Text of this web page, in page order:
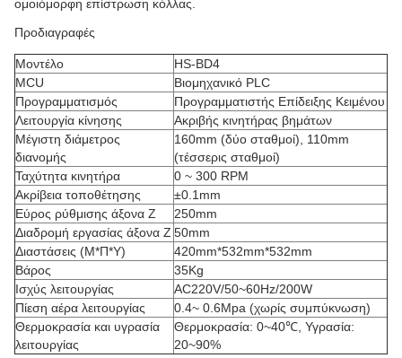
ομοιόμορφη επίστρωση κόλλας.
Προδιαγραφές
Μοντέλο
HS-BD4
MCU
Βιομηχανικό PLC
Προγραμματισμός
Προγραμματιστής Επίδειξης Κειμένου
Λειτουργία κίνησης
Ακριβής κινητήρας βημάτων
Μέγιστη διάμετρος
διανομής
160mm (δύο σταθμοί), 110mm
(τέσσερις σταθμοί)
Ταχύτητα κινητήρα
0 ~ 300 RPM
Ακρίβεια τοποθέτησης
±0.1mm
Εύρος ρύθμισης άξονα Z
250mm
Διαδρομή εργασίας άξονα Z 50mm
Διαστάσεις (Μ*Π*Υ)
420mm*532mm*532mm
Βάρος
35Kg
Ισχύς λειτουργίας
AC220V/50~60Hz/200W
Πίεση αέρα λειτουργίας
0.4~ 0.6Mpa (χωρίς συμπύκνωση)
Θερμοκρασία και υγρασία
λειτουργίας
Θερμοκρασία: 0~40℃, Υγρασία:
20~90%